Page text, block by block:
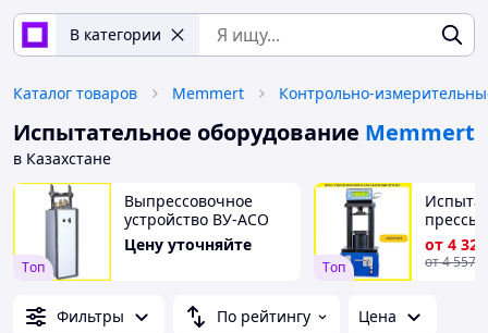
В категории
Каталог товаров Memmert
Испытательное оборудование Memmert
в Казахстане
Tоп
Выпрессовочное
устройство ВУ-АСО
Цену уточняйте
Tоп
прессы
от 4
от4 557
Фильтры По рейтингу Цена